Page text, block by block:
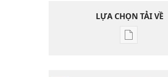
LỰA CHỌN TẢI VỀ
Tùy